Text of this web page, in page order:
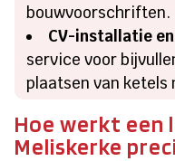
bouwvoorschriften.
CV-installatie
service voor
plaatsen van ketels
Hoe werkt een
Meliskerke